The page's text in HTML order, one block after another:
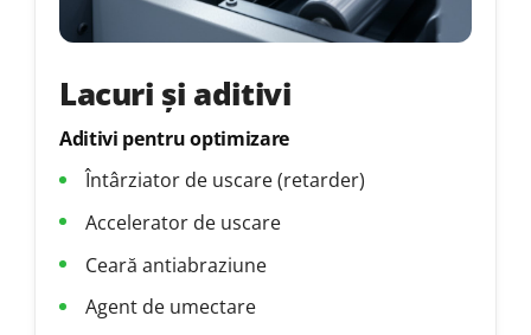
Lacuri și aditivi
Aditivi pentru optimizare
Întârziator de uscare (retarder)
Accelerator de uscare
Ceară antiabraziune
Agent de umectare